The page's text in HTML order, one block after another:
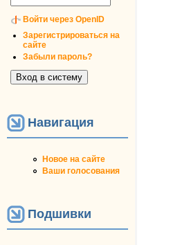
Войти через OpenID
Зарегистрироваться на
сайте
Забыли пароль?
Навигация
Новое на сайте
Ваши голосования
Подшивки